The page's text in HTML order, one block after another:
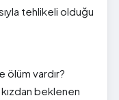
tehlikeli olduğu
ölüm vardır?
kızdan beklenen